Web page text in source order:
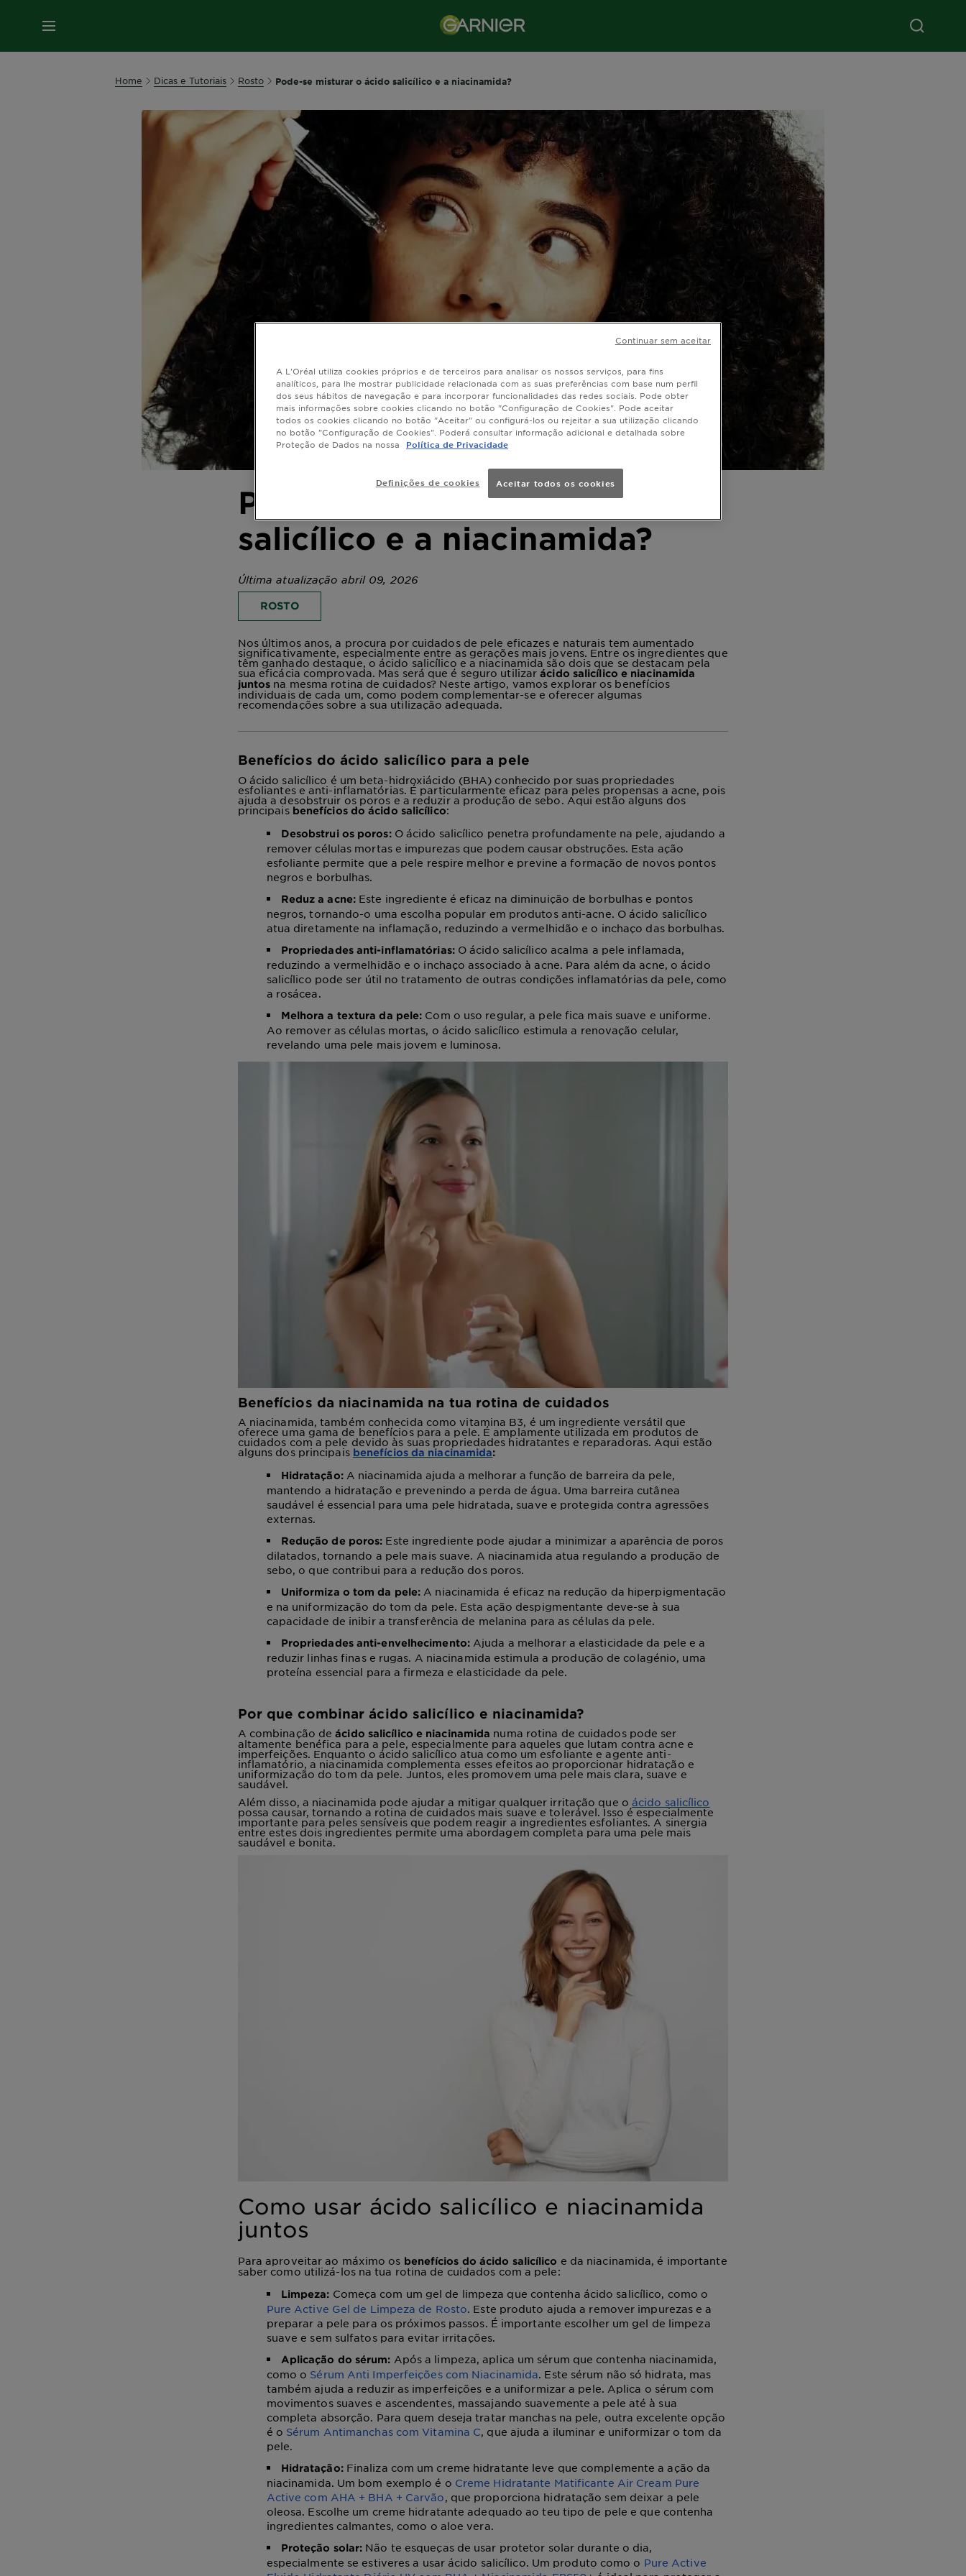
MENU
Home Dicas e Tutoriais Rosto Pode-se misturar o ácido salicílico e a niacinamida?
Pode-se misturar o ácido
salicílico e a niacinamida?
Última atualização abril 09, 2026
ROSTO
Nos últimos anos, a procura por cuidados de pele eficazes e naturais tem aumentado
significativamente, especialmente entre as gerações mais jovens. Entre os ingredientes que
têm ganhado destaque, o ácido salicílico e a niacinamida são dois que se destacam pela
sua eficácia comprovada. Mas será que é seguro utilizarácido salicílico e niacinamida
juntos na mesma rotina de cuidados? Neste artigo, vamos explorar os benefícios
individuais de cada um, como podem complementar-se e oferecer algumas
recomendações sobre a sua utilização adequada.
Benefícios do ácido salicílico para a pele
O ácido salicílico é um beta-hidroxiácido (BHA) conhecido por suas propriedades
esfoliantes e anti-inflamatórias. É particularmente eficaz para peles propensas a acne, pois
ajuda a desobstruir os poros e a reduzir a produção de sebo. Aqui estão alguns dos
principais benefícios do ácido salicílico:
Desobstrui os poros:O ácido salicílico penetra profundamente na pele, ajudando a
remover células mortas e impurezas que podem causar obstruções. Esta ação
esfoliante permite que a pele respire melhor e previne a formação de novos pontos
negros e borbulhas.
Reduz a acne:Este ingrediente é eficaz na diminuição de borbulhas e pontos
negros, tornando-o uma escolha popular em produtos anti-acne. O ácido salicílico
atua diretamente na inflamação, reduzindo a vermelhidão e o inchaço das borbulhas.
Propriedades anti-inflamatórias:O ácido salicílico acalma a pele inflamada,
reduzindo a vermelhidão e o inchaço associado à acne. Para além da acne, o ácido
salicílico pode ser útil no tratamento de outras condições inflamatórias da pele, como
a rosácea.
Melhora a textura da pele: Com o uso regular, a pele fica mais suave e uniforme.
Ao remover as células mortas, o ácido salicílico estimula a renovação celular,
revelando uma pele mais jovem e luminosa.
Benefícios da niacinamida na tua rotina de cuidados
A niacinamida, também conhecida como vitamina B3, é um ingrediente versátil que
oferece uma gama de benefícios para a pele. É amplamente utilizada em produtos de
cuidados com a pele devido às suas propriedades hidratantes e reparadoras. Aqui estão
alguns dos principais benefícios da niacinamida:
Hidratação:A niacinamida ajuda a melhorar a função de barreira da pele,
mantendo a hidratação e prevenindo a perda de água. Uma barreira cutânea
saudável é essencial para uma pele hidratada, suave e protegida contra agressões
externas.
Redução de poros: Este ingrediente pode ajudar a minimizar a aparência de poros
dilatados, tornando a pele mais suave. A niacinamida atua regulando a produção de
sebo, o que contribui para a redução dos poros.
Uniformiza o tom da pele: A niacinamida é eficaz na redução da hiperpigmentação
e na uniformização do tom da pele. Esta ação despigmentante deve-se à sua
capacidade de inibir a transferência de melanina para as células da pele.
Propriedades anti-envelhecimento:Ajuda a melhorar a elasticidade da pele e a
reduzir linhas finas e rugas. A niacinamida estimula a produção de colagénio, uma
proteína essencial para a firmeza e elasticidade da pele.
Por que combinar ácido salicílico e niacinamida?
A combinação deácido salicílico e niacinamida numa rotina de cuidados pode ser
altamente benéfica para a pele, especialmente para aqueles que lutam contra acne e
imperfeições. Enquanto o ácido salicílico atua como um esfoliante e agente anti-
inflamatório, a niacinamida complementa esses efeitos ao proporcionar hidratação e
uniformização do tom da pele. Juntos, eles promovem uma pele mais clara, suave e
saudável.
Além disso, a niacinamida pode ajudar a mitigar qualquer irritação que o ácido salicílico
possa causar, tornando a rotina de cuidados mais suave e tolerável. Isso é especialmente
importante para peles sensíveis que podem reagir a ingredientes esfoliantes. A sinergia
entre estes dois ingredientes permite uma abordagem completa para uma pele mais
saudável e bonita.
Como usar ácido salicílico e niacinamida
juntos
Para aproveitar ao máximo os benefícios do ácido salicílico e da niacinamida, é importante
saber como utilizá-los na tua rotina de cuidados com a pele:
Limpeza: Começa com um gel de limpeza que contenha ácido salicílico, como o
Pure Active Gel de Limpeza de Rosto. Este produto ajuda a remover impurezas e a
preparar a pele para os próximos passos. É importante escolher um gel de limpeza
suave e sem sulfatos para evitar irritações.
Aplicação do sérum: Após a limpeza, aplica um sérum que contenha niacinamida,
como o Sérum Anti Imperfeições com Niacinamida. Este sérum não só hidrata, mas
também ajuda a reduzir as imperfeições e a uniformizar a pele. Aplica o sérum com
movimentos suaves e ascendentes, massajando suavemente a pele até à sua
completa absorção. Para quem deseja tratar manchas na pele, outra excelente opção
é o Sérum Antimanchas com Vitamina C, que ajuda a iluminar e uniformizar o tom da
pele.
Hidratação:Finaliza com um creme hidratante leve que complemente a ação da
niacinamida. Um bom exemplo é o Creme Hidratante Matificante Air Cream Pure
Active com AHA + BHA + Carvão, que proporciona hidratação sem deixar a pele
oleosa. Escolhe um creme hidratante adequado ao teu tipo de pele e que contenha
ingredientes calmantes, como o aloe vera.
Proteção solar: Não te esqueças de usar protetor solar durante o dia,
especialmente se estiveres a usar ácido salicílico. Um produto como o Pure Active
A L'Oréal utiliza cookies próprios e de terceiros para analisar os nossos serviços, para fins
analíticos, para lhe mostrar publicidade relacionada com as suas preferências com base num perfil
dos seus hábitos de navegação e para incorporar funcionalidades das redes sociais. Pode obter
mais informações sobre cookies clicando no botão "Configuração de Cookies". Pode aceitar
todos os cookies clicando no botão "Aceitar" ou configurá-los ou rejeitar a sua utilização clicando
no botão "Configuração de Cookies". Poderá consultar informação adicional e detalhada sobre
Proteção de Dados na nossa
Política de Privacidade
Definições de cookies Aceitar todos os cookies
Continuar sem aceitar